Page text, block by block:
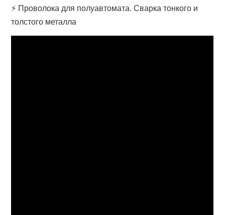
⚡ Проволока для полуавтомата. Сварка тонкого и
толстого металла